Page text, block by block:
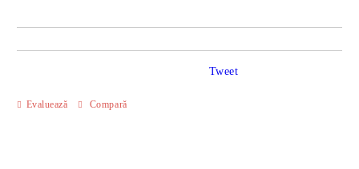
Evaluează Compară
Tweet